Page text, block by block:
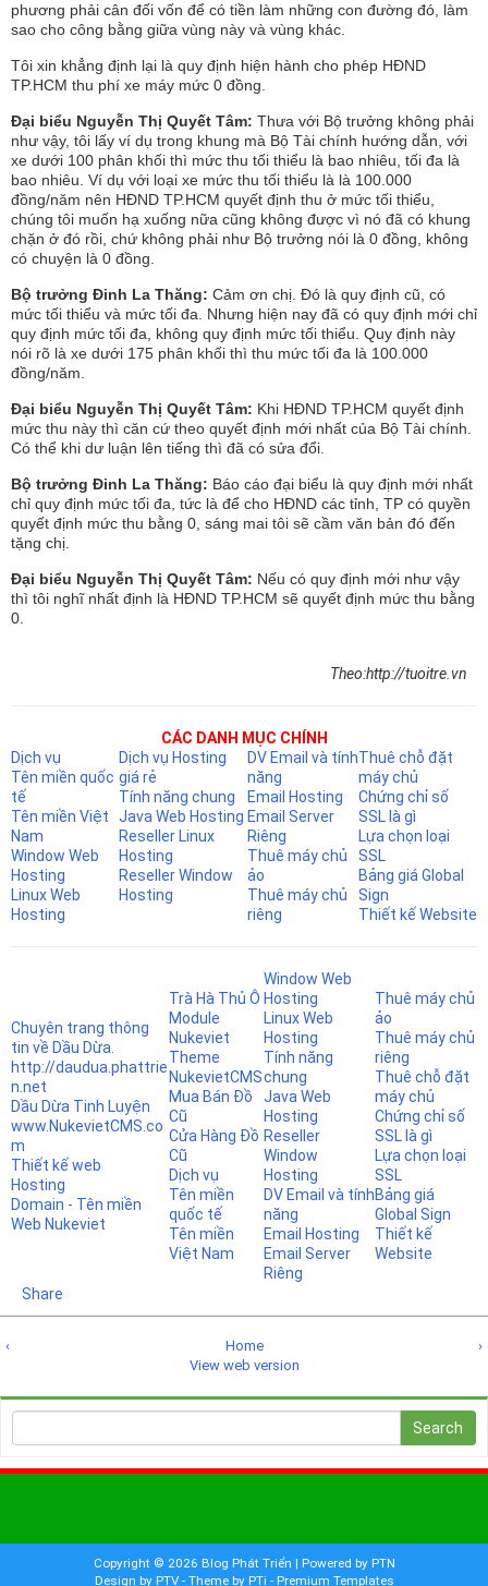
phương phải cân đối vốn để có tiền làm những con đường đó, làm
sao cho công bằng giữa vùng này và vùng khác.
Tôi xin khẳng định lại là quy định hiện hành cho phép HĐND
TP.HCM thu phí xe máy mức 0 đồng.
Đại biểu Nguyễn Thị Quyết Tâm: Thưa với Bộ trưởng không phải
như vậy, tôi lấy ví dụ trong khung mà Bộ Tài chính hướng dẫn, với
xe dưới 100 phân khối thì mức thu tối thiểu là bao nhiêu, tối đa là
bao nhiêu. Ví dụ với loại xe mức thu tối thiểu là là 100.000
đồng/năm nên HĐND TP.HCM quyết định thu ở mức tối thiểu,
chúng tôi muốn hạ xuống nữa cũng không được vì nó đã có khung
chặn ở đó rồi, chứ không phải như Bộ trưởng nói là 0 đồng, không
có chuyện là 0 đồng.
Bộ trưởng Đinh La Thăng: Cảm ơn chị. Đó là quy định cũ, có
mức tối thiểu và mức tối đa. Nhưng hiện nay đã có quy định mới chỉ
quy định mức tối đa, không quy định mức tối thiểu. Quy định này
nói rõ là xe dưới 175 phân khối thì thu mức tối đa là 100.000
đồng/năm.
Đại biểu Nguyễn Thị Quyết Tâm: Khi HĐND TP.HCM quyết định
mức thu này thì căn cứ theo quyết định mới nhất của Bộ Tài chính.
Có thể khi dư luận lên tiếng thì đã có sửa đổi.
Bộ trưởng Đinh La Thăng: Báo cáo đại biểu là quy định mới nhất
chỉ quy định mức tối đa, tức là để cho HĐND các tỉnh, TP có quyền
quyết định mức thu bằng 0, sáng mai tôi sẽ cầm văn bản đó đến
tặng chị.
Đại biểu Nguyễn Thị Quyết Tâm: Nếu có quy định mới như vậy
thì tôi nghĩ nhất định là HĐND TP.HCM sẽ quyết định mức thu bằng
0.
Theo:http://tuoitre.vn
CÁC DANH MỤC CHÍNH
Dịch vụ
Tên miền quốc
tế
Tên miền Việt
Nam
Window Web
Hosting
Linux Web
Hosting
Dịch vụ Hosting
giá rẻ
Tính năng chung
Java Web Hosting
Reseller Linux
Hosting
Reseller Window
Hosting
DV Email và tính
năng
Email Hosting
Email Server
Riêng
Thuê máy chủ
ảo
Thuê máy chủ
riêng
Thuê chỗ đặt
máy chủ
Chứng chỉ số
SSL là gì
Lựa chọn loại
SSL
Bảng giá Global
Sign
Thiết kế Website
Chuyên trang thông
tin về Dầu Dừa.
http://daudua.phattrie
n.net
Dầu Dừa Tinh Luyện
www.NukevietCMS.co
m
Thiết kế web
Hosting
Domain - Tên miền
Web Nukeviet
Trà Hà Thủ Ô
Module
Nukeviet
Theme
NukevietCMS
Mua Bán Đồ
Cũ
Cửa Hàng Đồ
Cũ
Dịch vụ
Tên miền
quốc tế
Tên miền
Việt Nam
Window Web
Hosting
Linux Web
Hosting
Tính năng
chung
Java Web
Hosting
Reseller
Window
Hosting
DV Email và tính
năng
Email Hosting
Email Server
Riêng
Thuê máy chủ
ảo
Thuê máy chủ
riêng
Thuê chỗ đặt
máy chủ
Chứng chỉ số
SSL là gì
Lựa chọn loại
SSL
Bảng giá
Global Sign
Thiết kế
Website
Share
‹ ›
Home
View web version
Copyright © 2026 Blog Phát Triển | Powered by PTN
Design by PTV - Theme by PTi - Premium Templates